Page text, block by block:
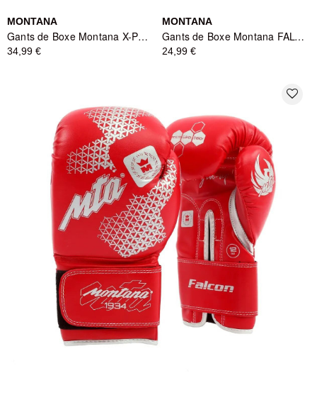
MONTANA
Gants de Boxe Montana X-PERIENCE NewCode - Noir
34,99 €
MONTANA
Gants de Boxe Montana FALCON Blue - Bleu
24,99 €
favorite_border